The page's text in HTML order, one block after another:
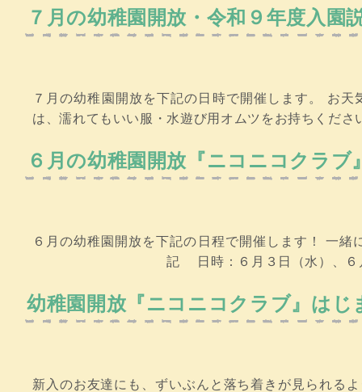
７月の幼稚園開放・令和９年度入園
７月の幼稚園開放を下記の日時で開催します。 お
は、濡れてもいい服・水遊び用オムツをお持
６月の幼稚園開放『ニコニコクラブ
６月の幼稚園開放を下記の日程で開催します！ 一
記 日時：６月３日（水）、６月10日
幼稚園開放『ニコニコクラブ』はじ
新入のお友達にも、ずいぶんと落ち着きが見られる